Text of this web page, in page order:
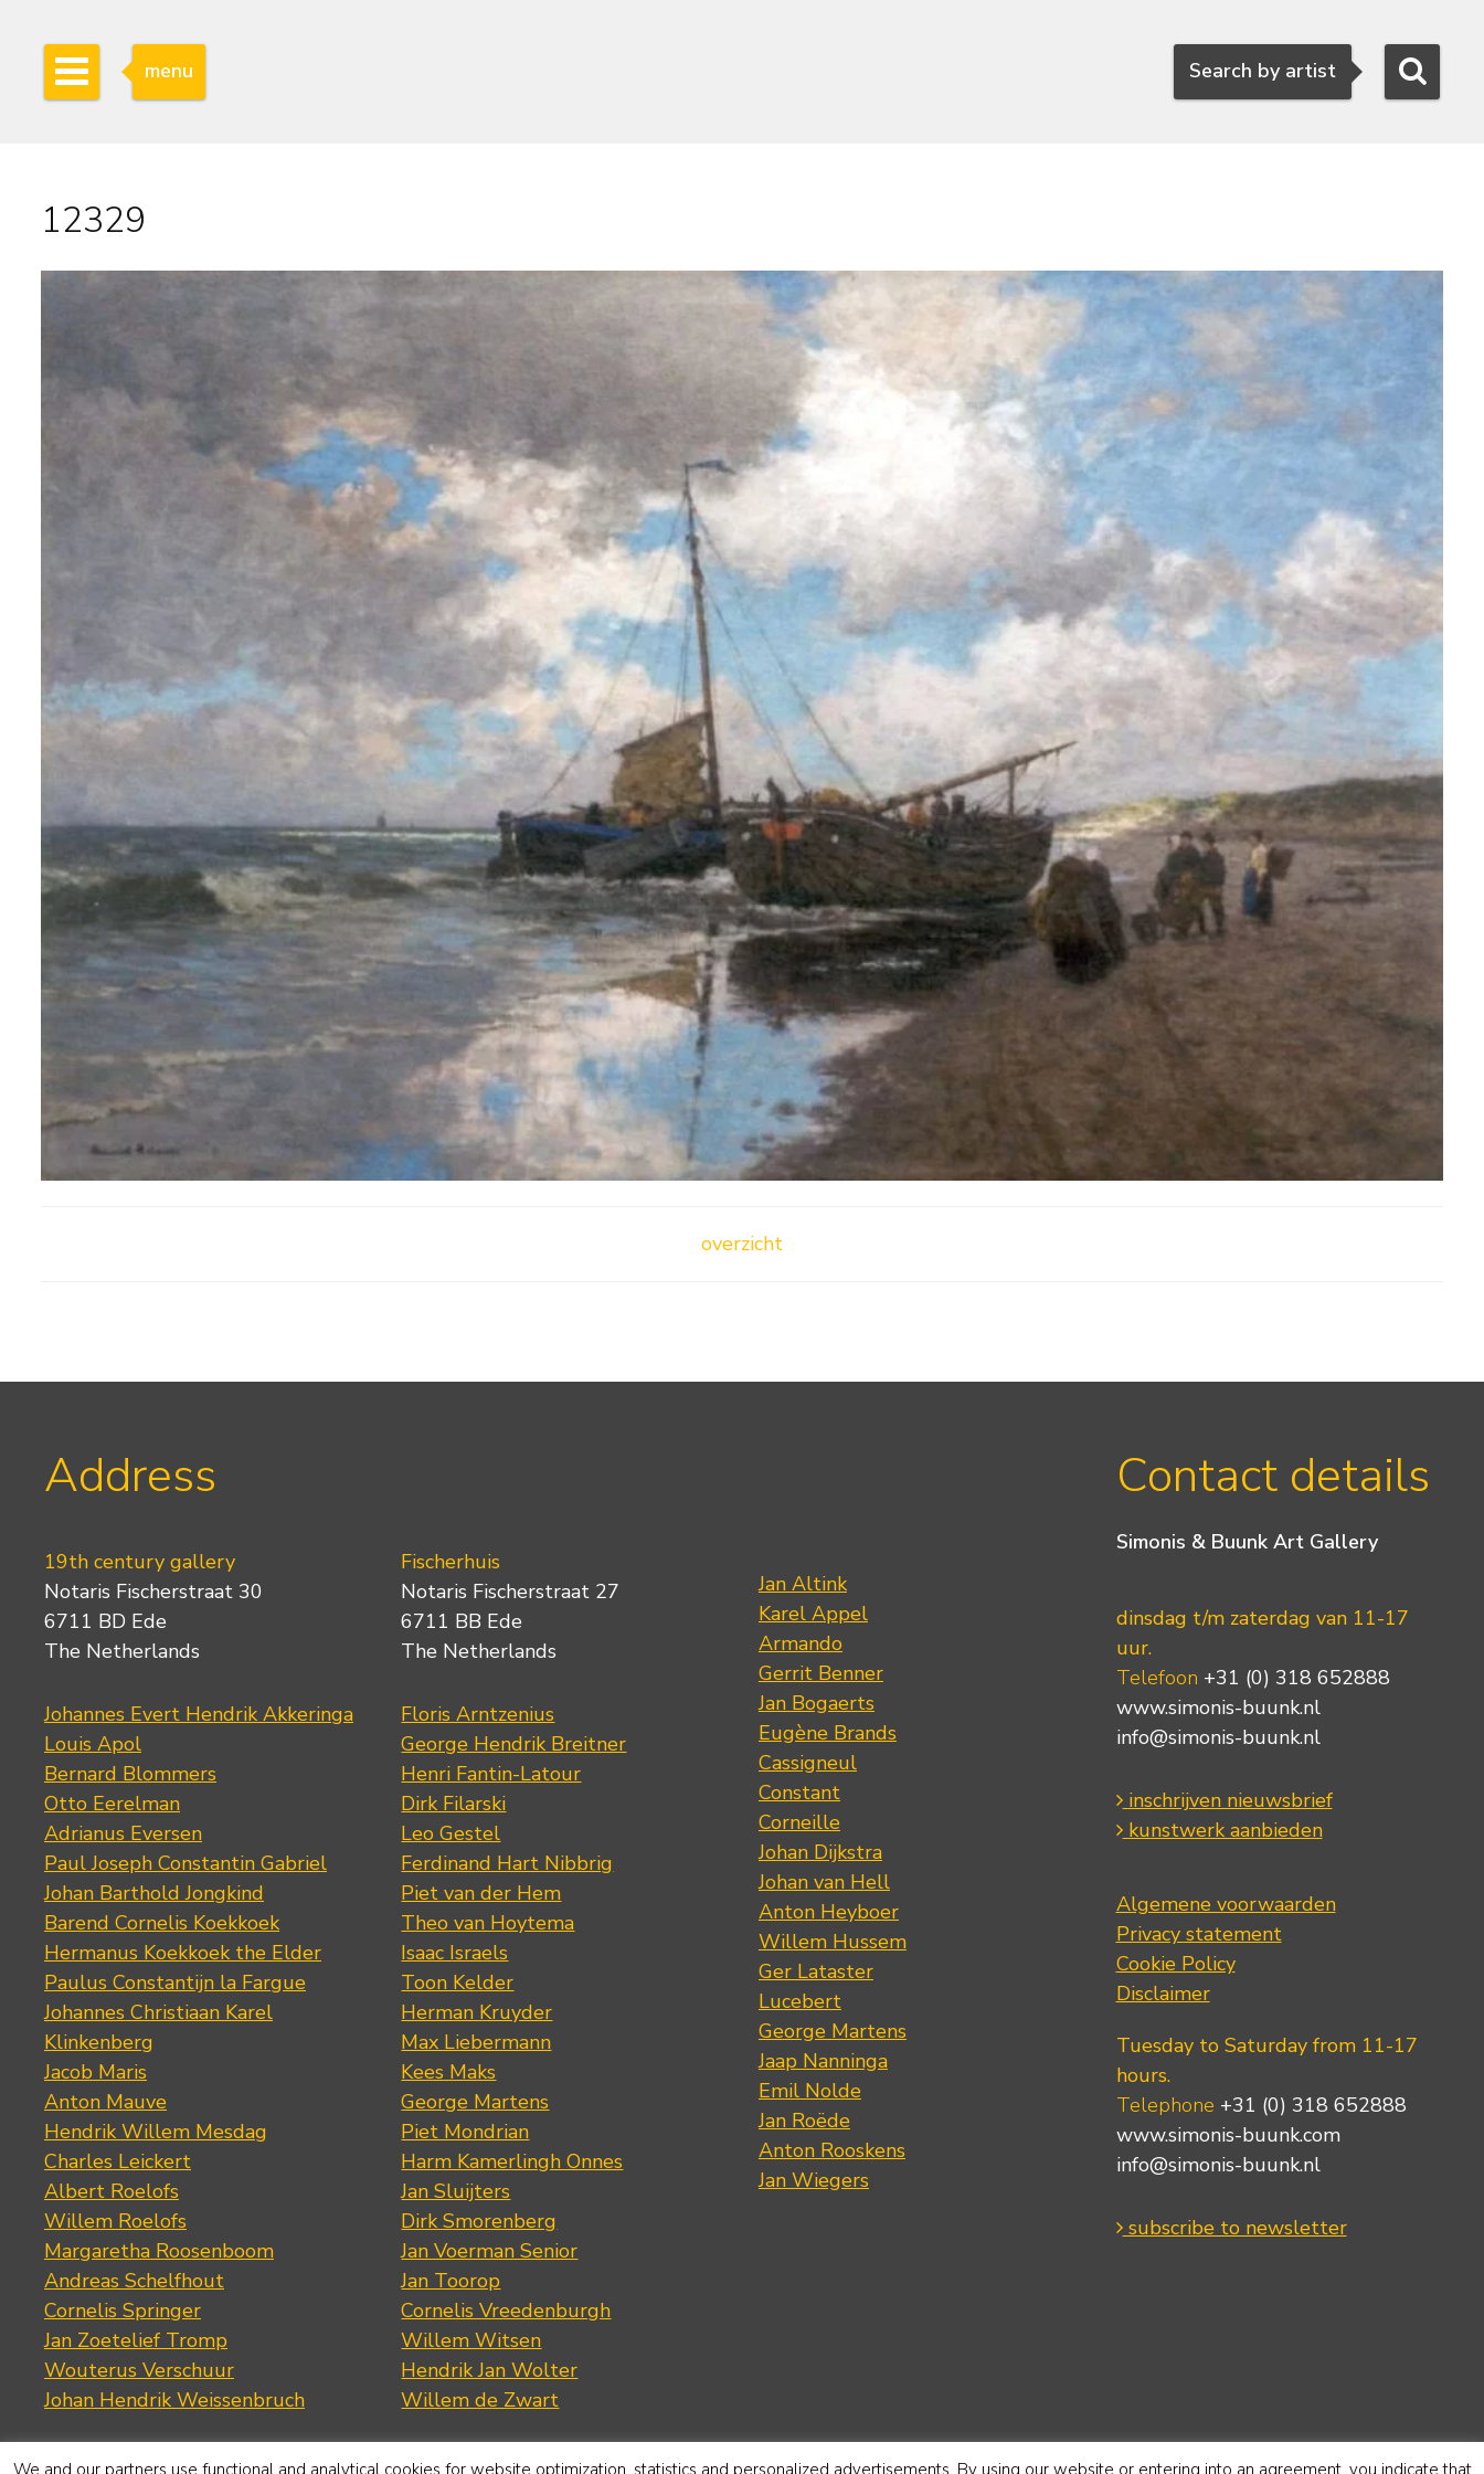
Search
Search by artist
menu
12329
overzicht
Address
19th century gallery
Notaris Fischerstraat 30
6711 BD Ede
The Netherlands
Johannes Evert Hendrik Akkeringa
Louis Apol
Bernard Blommers
Otto Eerelman
Adrianus Eversen
Paul Joseph Constantin Gabriel
Johan Barthold Jongkind
Barend Cornelis Koekkoek
Hermanus Koekkoek the Elder
Paulus Constantijn la Fargue
Johannes Christiaan Karel
Klinkenberg
Jacob Maris
Anton Mauve
Hendrik Willem Mesdag
Charles Leickert
Albert Roelofs
Willem Roelofs
Margaretha Roosenboom
Andreas Schelfhout
Cornelis Springer
Jan Zoetelief Tromp
Wouterus Verschuur
Johan Hendrik Weissenbruch
Fischerhuis
Notaris Fischerstraat 27
6711 BB Ede
The Netherlands
Floris Arntzenius
George Hendrik Breitner
Henri Fantin-Latour
Dirk Filarski
Leo Gestel
Ferdinand Hart Nibbrig
Piet van der Hem
Theo van Hoytema
Isaac Israels
Toon Kelder
Herman Kruyder
Max Liebermann
Kees Maks
George Martens
Piet Mondrian
Harm Kamerlingh Onnes
Jan Sluijters
Dirk Smorenberg
Jan Voerman Senior
Jan Toorop
Cornelis Vreedenburgh
Willem Witsen
Hendrik Jan Wolter
Willem de Zwart
Jan Altink
Karel Appel
Armando
Gerrit Benner
Jan Bogaerts
Eugène Brands
Cassigneul
Constant
Corneille
Johan Dijkstra
Johan van Hell
Anton Heyboer
Willem Hussem
Ger Lataster
Lucebert
George Martens
Jaap Nanninga
Emil Nolde
Jan Roëde
Anton Rooskens
Jan Wiegers
Contact details
Simonis & Buunk Art Gallery
dinsdag t/m zaterdag van 11-17
uur.
Telefoon +31 (0) 318 652888
www.simonis-buunk.nl
info@simonis-buunk.nl
inschrijven nieuwsbrief
kunstwerk aanbieden
Algemene voorwaarden
Privacy statement
Cookie Policy
Disclaimer
Tuesday to Saturday from 11-17
hours.
Telephone +31 (0) 318 652888
www.simonis-buunk.com
info@simonis-buunk.nl
subscribe to newsletter
We and our partners use functional and analytical cookies for website optimization, statistics and personalized advertisements. By using our website or entering into an agreement, you indicate that